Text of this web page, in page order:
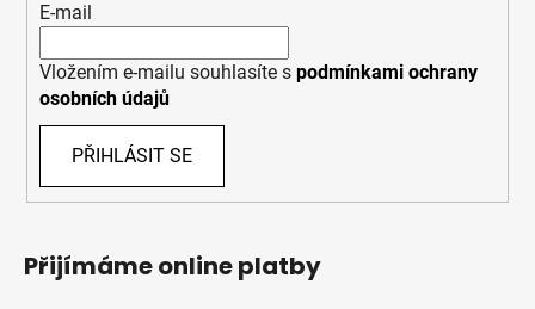
E-mail
Vložením e-mailu souhlasíte s podmínkami ochrany
osobních údajů
PŘIHLÁSIT SE
Přijímáme online platby